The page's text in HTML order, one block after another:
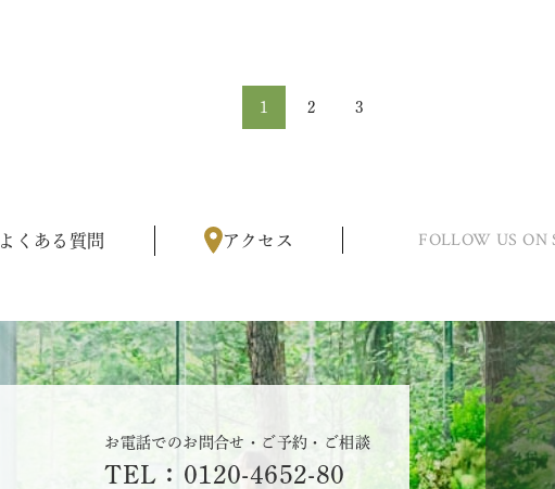
1 2 3
よくある質問 アクセス FOLLOW US ON
お電話でのお問合せ・ご予約・ご相談
TEL：0120-4652-80